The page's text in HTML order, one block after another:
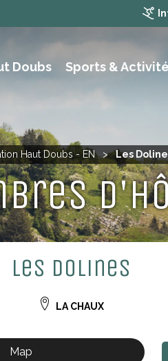
Doubs Sports &
Haut Doubs - EN > Les
Les Dolines
LA CHAUX
Map